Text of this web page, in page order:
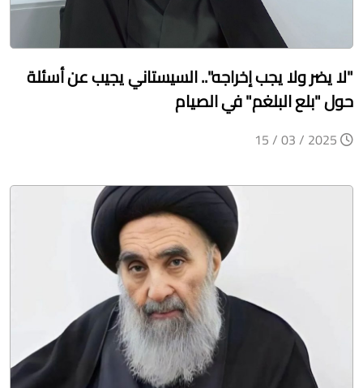
"لا يضر ولا يجب إخراجه".. السيستاني يجيب عن أسئلة
حول "بلع البلغم" في الصيام